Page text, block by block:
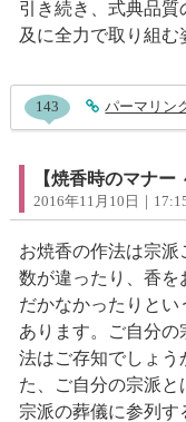
引き続き、式典品質
及に全力で取り組む
entry644コメント
143 entry644
パーマリン
【焼香時のマナー
2016年11月10日｜
お焼香の作法は宗派
数が違ったり、香を
だかなかったりとい
あります。ご自分の
法はご存知でしょう
た、ご自分の宗派と
宗派の葬儀に参列す